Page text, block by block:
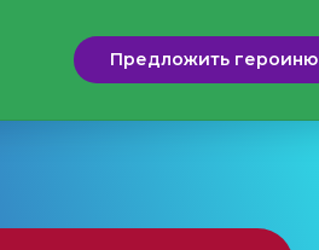
Предложить героиню